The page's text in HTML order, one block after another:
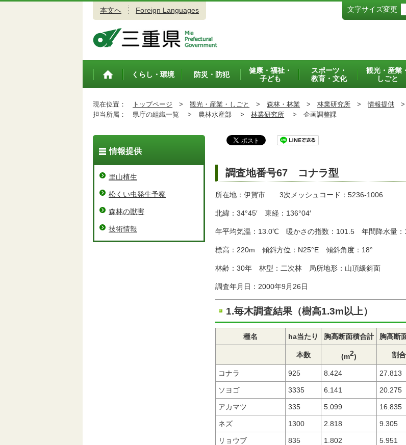
本文へ Foreign Languages 文字サイズ変更
トップペ
くらし・環境 防災・防犯
健康・福祉・
子ども
スポーツ・
教育・文化
観光・産業・
しごと
現在位置： トップページ > 観光・産業・しごと > 森林・林業 > 林業研究所 > 情報提供 >
担当所属：
県庁の組織一覧 > 農林水産部 > 林業研究所 > 企画調整課
調査地番号67 コナラ型
所在地：伊賀市 3次メッシュコード：5236-1006
北緯：34°45′ 東経：136°04′
年平均気温：13.0℃ 暖かさの指数：101.5 年間降水量：
標高：220m 傾斜方位：N25°E 傾斜角度：18°
林齢：30年 林型：二次林 局所地形：山頂緩斜面
調査年月日：2000年9月26日
1.毎木調査結果（樹高1.3m以上）
種名 ha当たり 胸高断面積合計 胸高断
本数 (m2) 割
コナラ 925 8.424 27.813
ソヨゴ 3335 6.141 20.275
アカマツ 335 5.099 16.835
ネズ 1300 2.818 9.305
リョウブ 835 1.802 5.951
情報提供
里山植生
松くい虫発生予察
森林の獣害
技術情報